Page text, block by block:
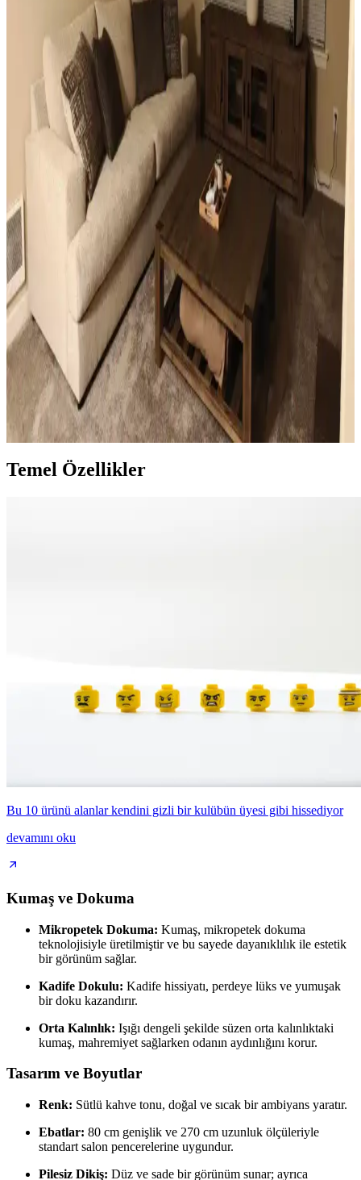
Perde ile Jaluzi Seçenekleri
Mutfak pencereleri için perde ve jaluzi seçiminde mevcut pencere
durumu, kullanım alışkanlıkları ve dekorasyon tarzı önemlidir.
Roman storlar, bambu jaluziler ve dekoratif filmler estetik ve
fonksiyonel çözümler sunar.
Sıcak Tonlu Mekanlarda Perde ve Perde Çubuğu
Seçimi İçin Estetik ve Fonksiyonel Rehber
Sıcak beyaz duvarlar ve açık kahverengi zeminlerde perde ve perde
çubuğu seçimi, estetik ve fonksiyonel açıdan mekanın atmosferini
belirler. Doğru renk ve malzeme tercihleri mekana sıcaklık ve uyum
katar.
Ev Dekorasyonunda Küçük Dokunuşlarla
Mekanların Kişisel ve Estetik Dönüşümü
Ev dekorasyonunda aydınlatma, halı, sanat eserleri ve mobilya
uyumu gibi küçük ama etkili dokunuşlar, mekanların kişisel ve
estetik görünümünü önemli ölçüde değiştirir.
Küçük Oturma Odası Dekorasyonunda Denge ve
Katmanlama Teknikleriyle Alanı Genişletme
Küçük oturma odalarında perde, aydınlatma, mobilya ve dekorasyon
seçimleriyle denge ve katmanlama sağlanarak alan görsel olarak
genişletilir ve fonksiyonellik artırılır.
Temel Özellikler
Bu 10 ürünü alanlar kendini gizli bir kulübün üyesi gibi hissediyor
devamını oku
Kumaş ve Dokuma
Mikropetek Dokuma: Kumaş, mikropetek dokuma
teknolojisiyle üretilmiştir ve bu sayede dayanıklılık ile estetik
bir görünüm sağlar.
Kadife Dokulu: Kadife hissiyatı, perdeye lüks ve yumuşak
bir doku kazandırır.
Orta Kalınlık: Işığı dengeli şekilde süzen orta kalınlıktaki
kumaş, mahremiyet sağlarken odanın aydınlığını korur.
Tasarım ve Boyutlar
Renk: Sütlü kahve tonu, doğal ve sıcak bir ambiyans yaratır.
Ebatlar: 80 cm genişlik ve 270 cm uzunluk ölçüleriyle
standart salon pencerelerine uygundur.
Pilesiz Dikiş: Düz ve sade bir görünüm sunar; ayrıca